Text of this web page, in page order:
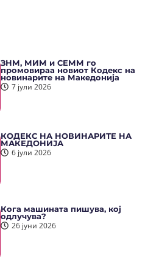
ЗНМ, МИМ и СЕММ го
промовираа новиот Кодекс на
новинарите на Македонија
7 јули 2026
КОДЕКС НА НОВИНАРИТЕ НА
МАКЕДОНИЈА
6 јули 2026
Кога машината пишува, кој
одлучува?
26 јуни 2026